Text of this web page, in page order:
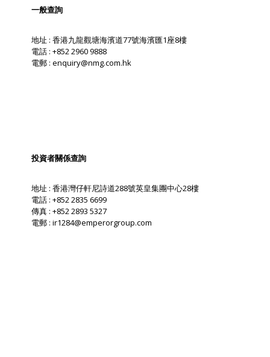
一般查詢
地址 : 香港九龍觀塘海濱道77號海濱匯1座8樓
電話 : +852 2960 9888
電郵 :enquiry@nmg.com.hk
投資者關係查詢
地址 : 香港灣仔軒尼詩道288號英皇集團中心28樓
電話 : +852 2835 6699
傳真 : +852 2893 5327
電郵 :ir1284@emperorgroup.com